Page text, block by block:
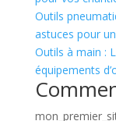
Outils
astuces pour
Outils à main :
équipements